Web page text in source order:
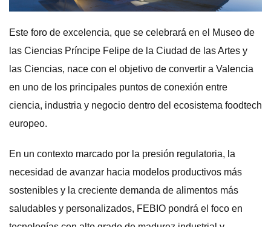
Este foro de excelencia, que se celebrará en el Museo de
las Ciencias Príncipe Felipe de la Ciudad de las Artes y
las Ciencias, nace con el objetivo de convertir a Valencia
en uno de los principales puntos de conexión entre
ciencia, industria y negocio dentro del ecosistema foodtech
europeo.
En un contexto marcado por la presión regulatoria, la
necesidad de avanzar hacia modelos productivos más
sostenibles y la creciente demanda de alimentos más
saludables y personalizados, FEBIO pondrá el foco en